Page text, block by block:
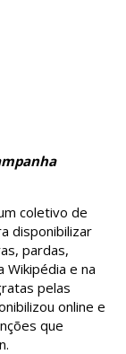
coletivo de
disponibilizar
pardas,
Wikipédia e na
pelas
online e
que